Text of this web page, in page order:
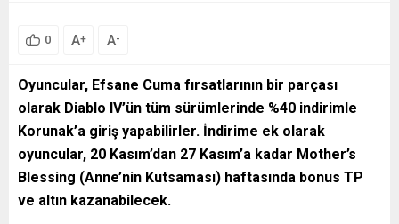
0 A+ A-
Oyuncular, Efsane Cuma fırsatlarının bir parçası
olarak Diablo IV’ün tüm sürümlerinde %40 indirimle
Korunak’a giriş yapabilirler. İndirime ek olarak
oyuncular, 20 Kasım’dan 27 Kasım’a kadar Mother’s
Blessing (Anne’nin Kutsaması) haftasında bonus TP
ve altın kazanabilecek.